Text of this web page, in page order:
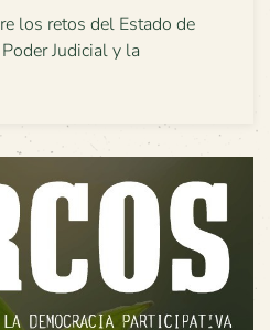
los retos del Estado de
Judicial y la